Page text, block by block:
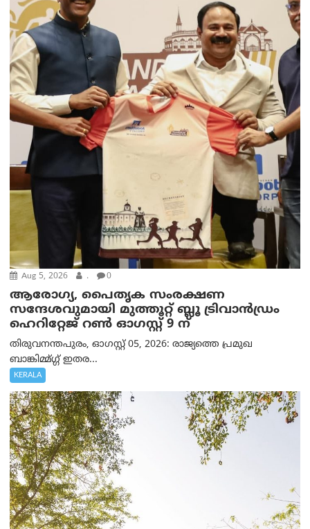
Aug 5, 2026 . 0
ആരോഗ്യ, പൈതൃക സംരക്ഷണ
സന്ദേശവുമായി മുത്തൂറ്റ് ബ്ലൂ ട്രിവാൻഡ്രം
ഹെറിറ്റേജ് റൺ ഓഗസ്റ്റ് 9 ന്
തിരുവനന്തപുരം, ഓഗസ്റ്റ് 05, 2026: രാജ്യത്തെ പ്രമുഖ
ബാങ്കിമ്മ്ഗ്ഗ് ഇതര...
KERALA